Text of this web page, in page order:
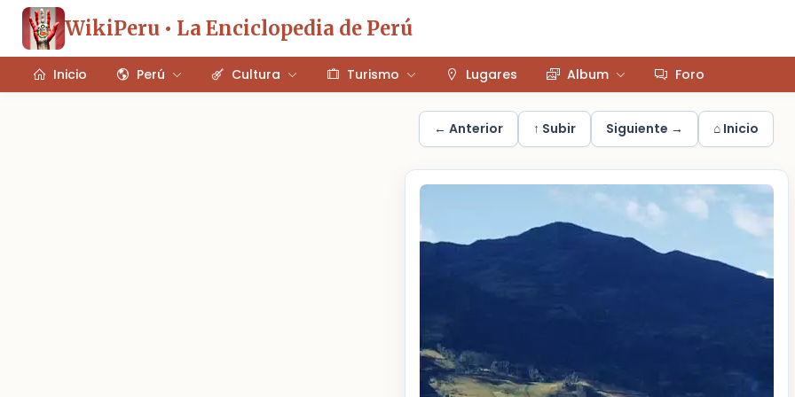
WikiPeru • La Enciclopedia de Perú
Inicio Perú Cultura Turismo Lugares Album Foro
← Anterior ↑ Subir Siguiente → ⌂ Inicio